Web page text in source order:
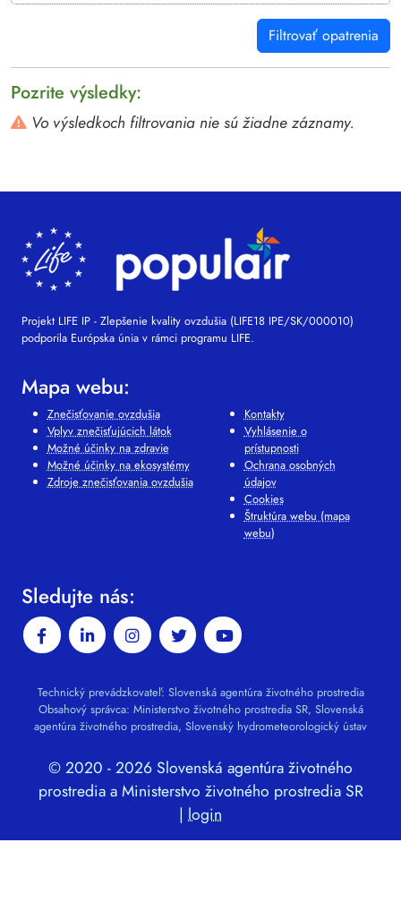
Filtrovať opatrenia
Pozrite výsledky:
Vo výsledkoch filtrovania nie sú žiadne záznamy.
Projekt LIFE IP - Zlepšenie kvality ovzdušia (LIFE18 IPE/SK/000010)
podporila Európska únia v rámci programu LIFE.
Mapa webu:
Znečisťovanie ovzdušia
Vplyv znečisťujúcich látok
Možné účinky na zdravie
Možné účinky na ekosystémy
Zdroje znečisťovania ovzdušia
Kontakty
Vyhlásenie o
prístupnosti
Ochrana osobných
údajov
Cookies
Štruktúra webu (mapa
webu)
Sledujte nás:
Technický prevádzkovateľ: Slovenská agentúra životného prostredia
Obsahový správca: Ministerstvo životného prostredia SR, Slovenská
agentúra životného prostredia, Slovenský hydrometeorologický ústav
© 2020 - 2026 Slovenská agentúra životného
prostredia a Ministerstvo životného prostredia SR
| login